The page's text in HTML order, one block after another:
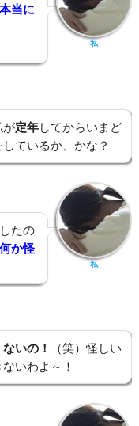
本当に
私
が定年してからいまど
しているか、かな？
たの
何か怪
私
いの！
（笑）怪しい
いわよ～！